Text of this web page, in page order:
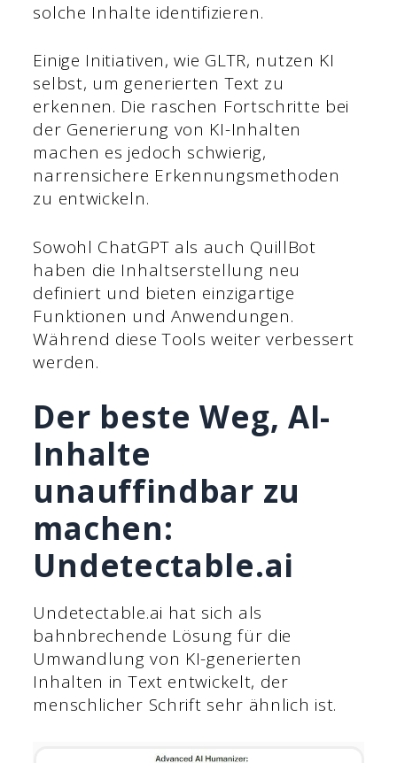
solche Inhalte identifizieren.
Einige Initiativen, wie GLTR, nutzen KI
selbst, um generierten Text zu
erkennen. Die raschen Fortschritte bei
der Generierung von KI-Inhalten
machen es jedoch schwierig,
narrensichere Erkennungsmethoden
zu entwickeln.
Sowohl ChatGPT als auch QuillBot
haben die Inhaltserstellung neu
definiert und bieten einzigartige
Funktionen und Anwendungen.
Während diese Tools weiter verbessert
werden.
Der beste Weg, AI-
Inhalte
unauffindbar zu
machen:
Undetectable.ai
Undetectable.ai hat sich als
bahnbrechende Lösung für die
Umwandlung von KI-generierten
Inhalten in Text entwickelt, der
menschlicher Schrift sehr ähnlich ist.